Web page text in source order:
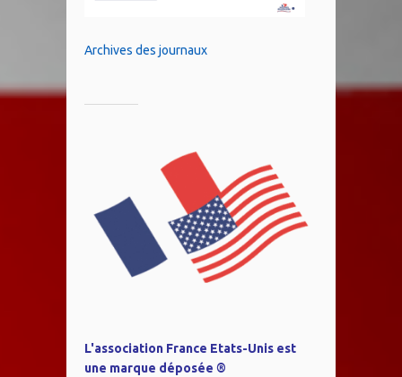
Archives des journaux
L'association France Etats-Unis est
une marque déposée ®